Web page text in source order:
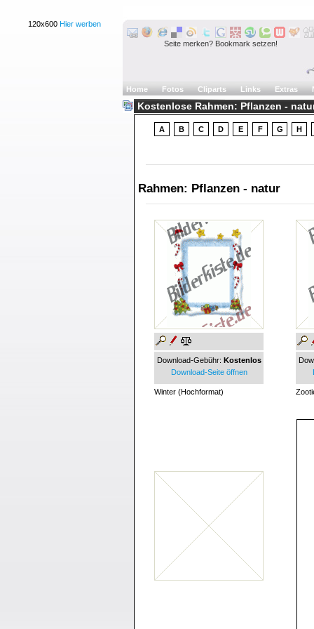
120x600 Hier werben
Seite merken? Bookmark setzen!
Home Fotos Cliparts Links Extras
Kostenlose Rahmen: Pflanzen -
A B C D E F G H
Rahmen: Pflanzen - natur
Download-Gebühr: Kostenlos
Download-Seite öffnen
Winter (Hochformat)